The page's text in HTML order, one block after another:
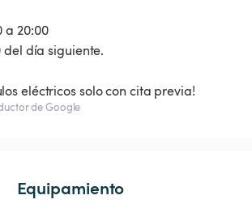
a 20:00
del día siguiente.
eléctricos solo con cita previa!
de Google
Equipamiento